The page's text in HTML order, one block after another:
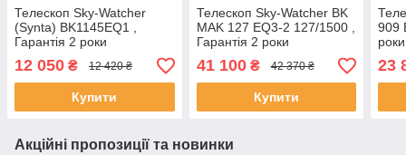
Телескоп Sky-Watcher
(Synta) BK1145EQ1 ,
Гарантія 2 роки
12 050 ₴ 12 420 ₴
Купити
Телескоп Sky-Watcher BK
MAK 127 EQ3-2 127/1500 ,
Гарантія 2 роки
41 100₴ 42 370 ₴
Купити
909
роки
23
Акційні пропозиції та новинки